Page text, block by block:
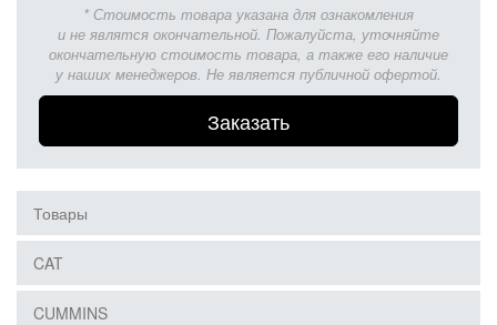
* Стоимость товара указана для ознакомления
и не являтся окончательной. Пожалуйста, уточняйте
окончательную стоимость товара, а также его наличие
у наших менеджеров. Не является публичной офертой.
Заказать
Товары
CAT
CUMMINS